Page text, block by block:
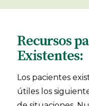
Recursos
Existentes:
Los pacientes
útiles los